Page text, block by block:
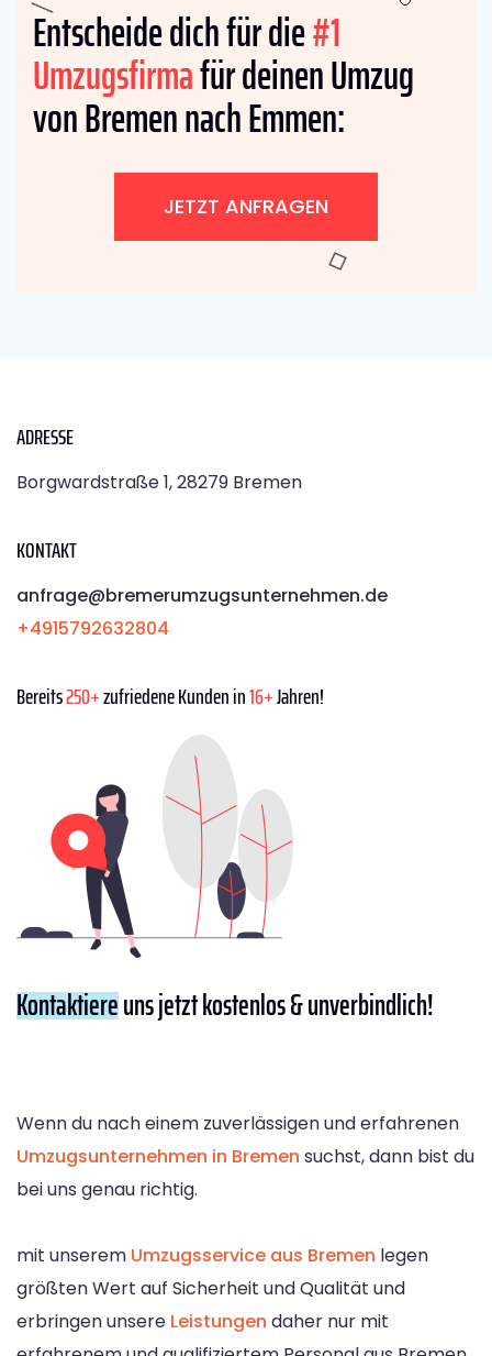
Entscheide dich für die#1
Umzugsfirmafür deinen Umzug
von Bremen nach Emmen:
JETZT ANFRAGEN
ADRESSE
Borgwardstraße 1, 28279 Bremen
KONTAKT
anfrage@bremerumzugsunternehmen.de
+4915792632804
Bereits250+zufriedene Kunden in16+Jahren!
Kontaktiereuns jetzt kostenlos & unverbindlich!
Wenn du nach einem zuverlässigen und erfahrenen
Umzugsunternehmen in Bremen suchst, dann bist du
bei uns genau richtig.
mit unserem Umzugsservice aus Bremen legen
größten Wert auf Sicherheit und Qualität und
erbringen unsere Leistungen daher nur mit